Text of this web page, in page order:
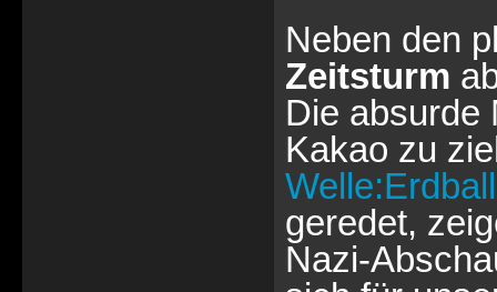
Neben den
Zeitsturm
Die absurde
Kakao zu
Welle:Erdball
geredet,
Nazi-